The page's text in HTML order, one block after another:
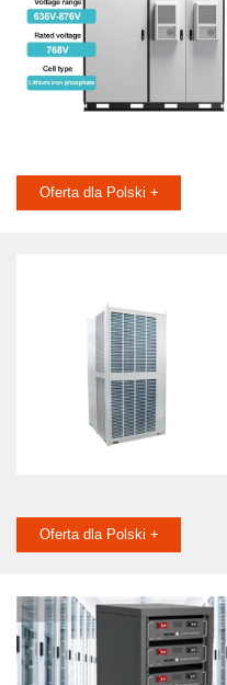
Oferta dla Polski +
Oferta dla Polski +